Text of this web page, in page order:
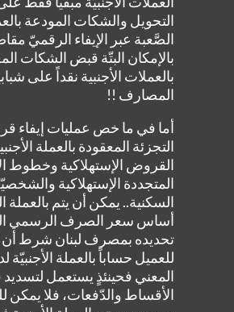
التحويل والشكات المودعة
الصَّعبة عبر الإيفاء الرقميّ
بالإمكان البتّة قبض الشكات
بالعملات الأجنبية نقداً على
المصارف !!
أما في ما خص عمليات إيفاء
التجزئة المعقودة بالعملة
القروض الإستهلاكية وخطوط
المتجددة الإستهلاكية
السكنية.. يمكن أن يتم بالعملة
أساس سعر الصرف الرسمي
تحديده بمصرف لبنان شرط أن
للعميل حساباً بالعملة
المعني فحينئذٍ يستعمل لتسديد
الأقساط والدّفعات، فلا يمكن